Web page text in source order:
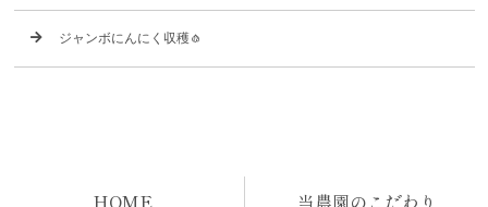
ジャンボにんにく収穫🧄
HOME
当農園のこだわり